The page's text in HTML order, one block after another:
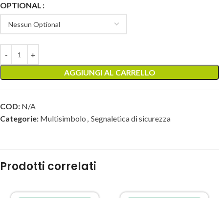
OPTIONAL
AGGIUNGI AL CARRELLO
COD: N/A
Categorie: Multisimbolo , Segnaletica di sicurezza
Prodotti correlati